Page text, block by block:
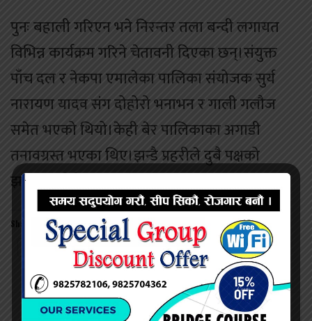
पुनः बहाली गरिएन भने निरन्तर तला बन्दी लगायत
विभिन्न कार्यक्रम गरिने चेतावनी दिएका छन्।संयुक्त
पाँच दल र नेकपा एमालेका पालिका संयोजक सुर्य
नारायण यादव संग दोहोरो भनाभन र गाली गलौज
समेत भएको थियो।केही बेर पालिकाका अगाडी
तनावग्रस्त भएका थिए।झन्डै प्रहरीले दुबै पक्षको
झगडालाई रोकिएका थिए।
Share this:
Twitter